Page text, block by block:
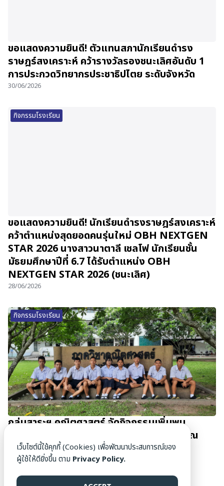
ขอแสดงความยินดี! ตัวแทนสภานักเรียนดำรง
ราษฎร์สงเคราะห์ คว้ารางวัลรองชนะเลิศอันดับ 1
การประกวดวิทยากรประชาธิปไตย ระดับจังหวัด
30/06/2026
กิจกรรมโรงเรียน
ขอแสดงความยินดี! นักเรียนดำรงราษฎร์สงเคราะห์
คว้าตำแหน่งสุดยอดคนรุ่นใหม่ OBH NEXTGEN
STAR 2026 นางสาวนาตาลี เชลโฟ นักเรียนชั้น
มัธยมศึกษาปีที่ 6.7 ได้รับตำแหน่ง OBH
NEXTGEN STAR 2026 (ชนะเลิศ)
28/06/2026
กิจกรรมโรงเรียน
กลุ่มสาระฯ คณิตศาสตร์ จัดกิจกรรมเพิ่มพูน
ประสบการณ์นักเรียน Gifted Math ม.4-5 ณ
มหาวิทยาลัยเชียงใหม่
27/06/2026
เว็บไซต์นี้ใช้คุกกี้ (Cookies) เพื่อพัฒนาประสบการณ์ของ
ผู้ใช้ให้ดียิ่งขึ้น ตาม Privacy Policy.